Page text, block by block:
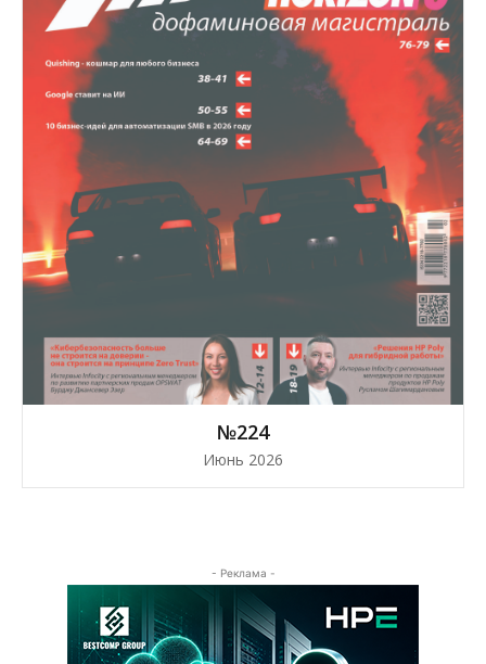
№224
Июнь 2026
- Реклама -